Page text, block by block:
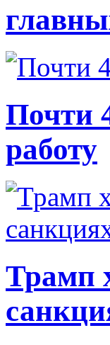
Почти
работу
Трамп